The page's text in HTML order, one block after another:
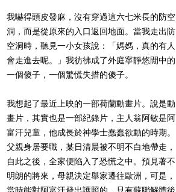
我嚇得頭皮發麻，沒有穿過這六七米長的防空
洞，而是從原來的入口返回地面。當我走出防
空洞時，聽見一小女孩說：「媽媽，真的有人
會走進去呢。」我彷彿成了外庭寧靜悠閒中的
一個傻子，一個驚慌失措的傻子。
我想起了最近上映的一部荷蘭動畫片。說是動
畫片，其實也是一部紀錄片，主人翁阿敏是阿
富汗兒童，他成長於神學士蠢蠢欲動的時期。
父親身居要職，某日清晨被不明不白地帶走，
自此之後，全家便陷入了恐慌之中。預見著不
明朗的將來，母親決定舉家遷往歐洲，可是，